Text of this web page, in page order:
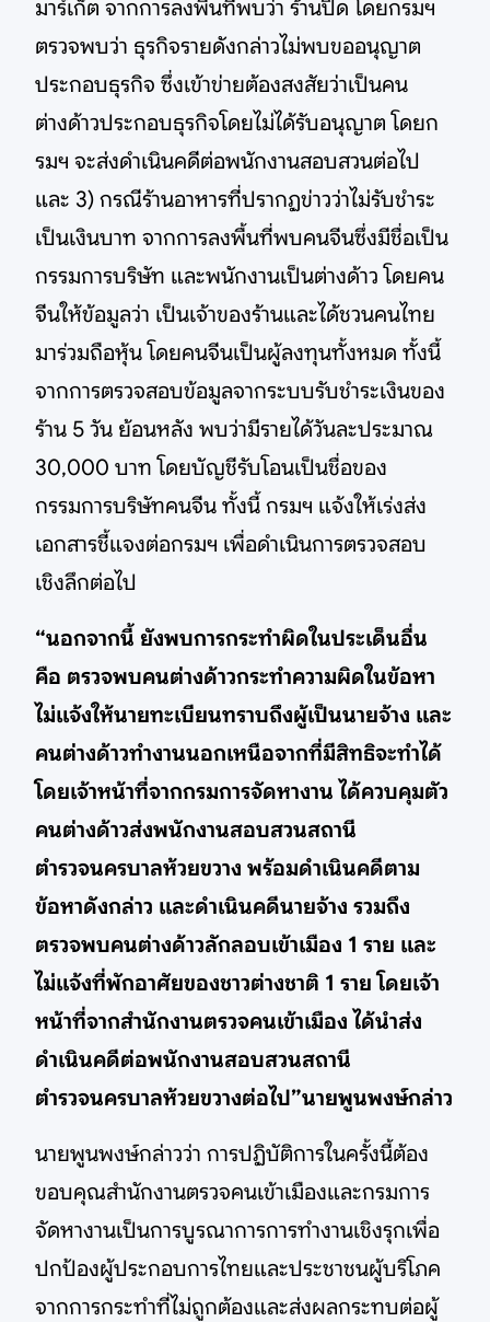
มาร์เก็ต จากการลงพื้นที่พบว่า ร้านปิด โดยกรมฯ
ตรวจพบว่า ธุรกิจรายดังกล่าวไม่พบขออนุญาต
ประกอบธุรกิจ ซึ่งเข้าข่ายต้องสงสัยว่าเป็นคน
ต่างด้าวประกอบธุรกิจโดยไม่ได้รับอนุญาต โดยก
รมฯ จะส่งดำเนินคดีต่อพนักงานสอบสวนต่อไป
และ 3) กรณีร้านอาหารที่ปรากฏข่าวว่าไม่รับชำระ
เป็นเงินบาท จากการลงพื้นที่พบคนจีนซึ่งมีชื่อเป็น
กรรมการบริษัท และพนักงานเป็นต่างด้าว โดยคน
จีนให้ข้อมูลว่า เป็นเจ้าของร้านและได้ชวนคนไทย
มาร่วมถือหุ้น โดยคนจีนเป็นผู้ลงทุนทั้งหมด ทั้งนี้
จากการตรวจสอบข้อมูลจากระบบรับชำระเงินของ
ร้าน 5 วัน ย้อนหลัง พบว่ามีรายได้วันละประมาณ
30,000 บาท โดยบัญชีรับโอนเป็นชื่อของ
กรรมการบริษัทคนจีน ทั้งนี้ กรมฯ แจ้งให้เร่งส่ง
เอกสารชี้แจงต่อกรมฯ เพื่อดำเนินการตรวจสอบ
เชิงลึกต่อไป
“นอกจากนี้ ยังพบการกระทำผิดในประเด็นอื่น
คือ ตรวจพบคนต่างด้าวกระทำความผิดในข้อหา
ไม่แจ้งให้นายทะเบียนทราบถึงผู้เป็นนายจ้าง และ
คนต่างด้าวทำงานนอกเหนือจากที่มีสิทธิจะทำได้
โดยเจ้าหน้าที่จากกรมการจัดหางาน ได้ควบคุมตัว
คนต่างด้าวส่งพนักงานสอบสวนสถานี
ตำรวจนครบาลห้วยขวาง พร้อมดำเนินคดีตาม
ข้อหาดังกล่าว และดำเนินคดีนายจ้าง รวมถึง
ตรวจพบคนต่างด้าวลักลอบเข้าเมือง 1 ราย และ
ไม่แจ้งที่พักอาศัยของชาวต่างชาติ 1 ราย โดยเจ้า
หน้าที่จากสำนักงานตรวจคนเข้าเมือง ได้นำส่ง
ดำเนินคดีต่อพนักงานสอบสวนสถานี
ตำรวจนครบาลห้วยขวางต่อไป”นายพูนพงษ์กล่าว
นายพูนพงษ์กล่าวว่า การปฏิบัติการในครั้งนี้ต้อง
ขอบคุณสำนักงานตรวจคนเข้าเมืองและกรมการ
จัดหางานเป็นการบูรณาการการทำงานเชิงรุกเพื่อ
ปกป้องผู้ประกอบการไทยและประชาชนผู้บริโภค
จากการกระทำที่ไม่ถูกต้องและส่งผลกระทบต่อผู้